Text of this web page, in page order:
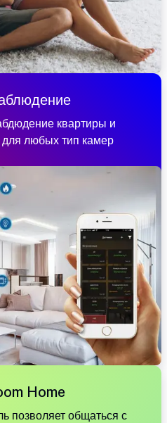
квартиры и
для любых тип камер
Home
позволяет общаться с